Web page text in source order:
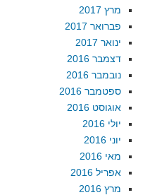
מרץ 2017
פברואר 2017
ינואר 2017
דצמבר 2016
נובמבר 2016
ספטמבר 2016
אוגוסט 2016
יולי 2016
יוני 2016
מאי 2016
אפריל 2016
מרץ 2016